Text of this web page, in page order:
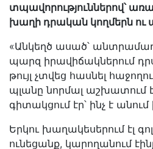
տպավորություններով՝
խաղի դրական կողմերն ու
«Անկեղծ ասած՝
պարզ իրավիճակներում
թույլ չտվեց հասնել
պլանը նորմալ աշխատում
գիտակցում էր՝ ինչ է
Երկու խաղակեսերում էլ
ունեցանք, կարողանում